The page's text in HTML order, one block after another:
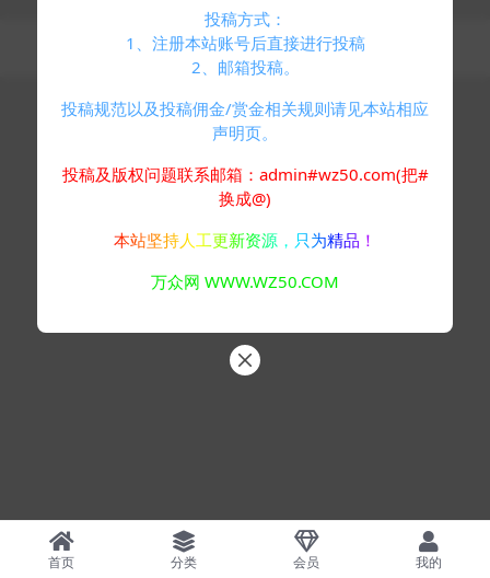
Copyright © 2024万众网- All rights reserved
浙ICP备05025058号-4
首页 分类 会员 我的
投稿方式：
1、注册本站账号后直接进行投稿
2、邮箱投稿。
投稿规范以及投稿佣金/赏金相关规则请见本站相应
声明页。
投稿及版权问题联系邮箱：admin#wz50.com(把#
换成@)
本站坚持人工更新资源，只为精品！
万众网 WWW.WZ50.COM